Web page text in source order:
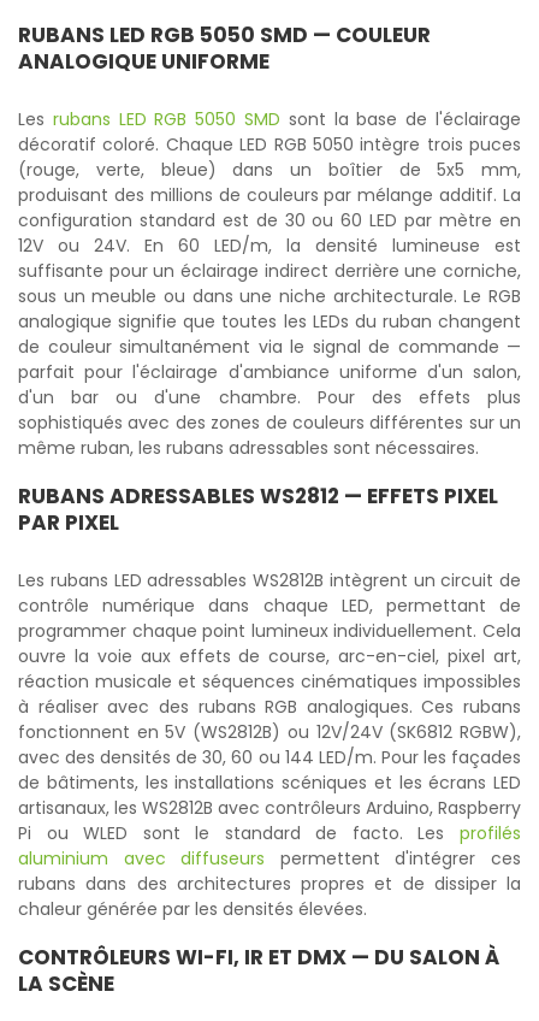
RUBANS LED RGB 5050 SMD — COULEUR
ANALOGIQUE UNIFORME
Les rubans LED RGB 5050 SMD sont la base de l'éclairage
décoratif coloré. Chaque LED RGB 5050 intègre trois puces
(rouge, verte, bleue) dans un boîtier de 5x5 mm,
produisant des millions de couleurs par mélange additif. La
configuration standard est de 30 ou 60 LED par mètre en
12V ou 24V. En 60 LED/m, la densité lumineuse est
suffisante pour un éclairage indirect derrière une corniche,
sous un meuble ou dans une niche architecturale. Le RGB
analogique signifie que toutes les LEDs du ruban changent
de couleur simultanément via le signal de commande —
parfait pour l'éclairage d'ambiance uniforme d'un salon,
d'un bar ou d'une chambre. Pour des effets plus
sophistiqués avec des zones de couleurs différentes sur un
même ruban, les rubans adressables sont nécessaires.
RUBANS ADRESSABLES WS2812 — EFFETS PIXEL
PAR PIXEL
Les rubans LED adressables WS2812B intègrent un circuit de
contrôle numérique dans chaque LED, permettant de
programmer chaque point lumineux individuellement. Cela
ouvre la voie aux effets de course, arc-en-ciel, pixel art,
réaction musicale et séquences cinématiques impossibles
à réaliser avec des rubans RGB analogiques. Ces rubans
fonctionnent en 5V (WS2812B) ou 12V/24V (SK6812 RGBW),
avec des densités de 30, 60 ou 144 LED/m. Pour les façades
de bâtiments, les installations scéniques et les écrans LED
artisanaux, les WS2812B avec contrôleurs Arduino, Raspberry
Pi ou WLED sont le standard de facto. Les profilés
aluminium avec diffuseurs permettent d'intégrer ces
rubans dans des architectures propres et de dissiper la
chaleur générée par les densités élevées.
CONTRÔLEURS WI-FI, IR ET DMX — DU SALON À
LA SCÈNE